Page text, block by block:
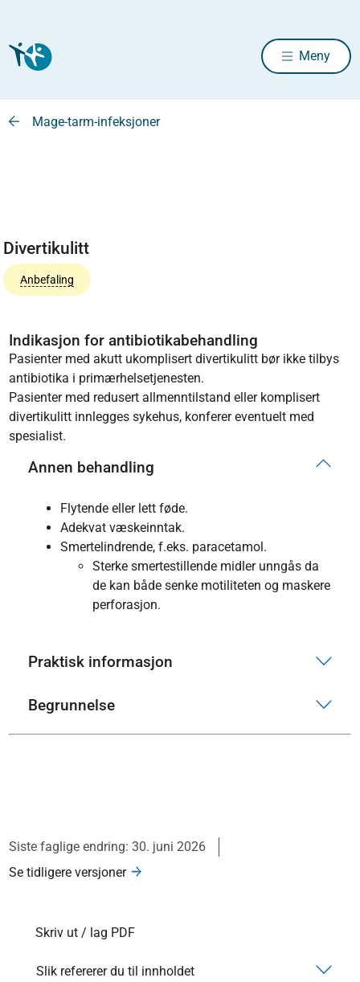
Meny
Mage-tarm-infeksjoner
Divertikulitt
Anbefaling
Indikasjon for antibiotikabehandling
Pasienter med akutt ukomplisert divertikulitt bør ikke tilbys
antibiotika i primærhelsetjenesten.
Pasienter med redusert allmenntilstand eller komplisert
divertikulitt innlegges sykehus, konferer eventuelt med
spesialist.
Annen behandling
Flytende eller lett føde.
Adekvat væskeinntak.
Smertelindrende, f.eks. paracetamol.
Sterke smertestillende midler unngås da
de kan både senke motiliteten og maskere
perforasjon.
Praktisk informasjon
Begrunnelse
Siste faglige endring: 30. juni 2026
Se tidligere versjoner
Skriv ut / lag PDF
Slik refererer du til innholdet